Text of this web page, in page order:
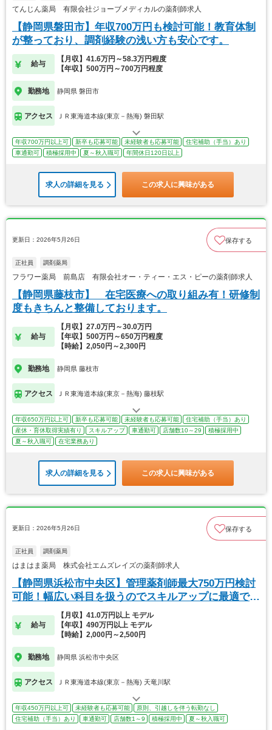
てんじん薬局 有限会社ジョーブメディカルの薬剤師求人
【静岡県磐田市】年収700万円も検討可能！教育体制
が整っており、調剤経験の浅い方も安心です。
給与
【月収】41.6万円～58.3万円程度
【年収】500万円～700万円程度
勤務地 静岡県 磐田市
アクセス ＪＲ東海道本線(東京－熱海) 磐田駅
年収700万円以上可 新卒も応募可能 未経験者も応募可能
住宅補助（手当）あり
車通勤可
積極採用中 夏～秋入職可 年間休日120日以上
求人の詳細を見る この求人に興味がある
更新日：2026年5月26日 保存する
正社員 調剤薬局
フラワー薬局 前島店 有限会社オー・ティー・エス・ピーの薬剤師求人
【静岡県藤枝市】 在宅医療への取り組み有！研修制
度もきちんと整備しております。
給与
【月収】27.0万円～30.0万円
【年収】500万円～650万円程度
【時給】2,050円～2,300円
勤務地 静岡県 藤枝市
アクセス ＪＲ東海道本線(東京－熱海) 藤枝駅
年収650万円以上可 新卒も応募可能 未経験者も応募可能
住宅補助（手当）あり
産休・育休取得実績有り
スキルアップ 車通勤可 店舗数10～29
積極採用中
夏～秋入職可
在宅業務あり
求人の詳細を見る この求人に興味がある
更新日：2026年5月26日 保存する
正社員 調剤薬局
はまはま薬局 株式会社エムズレイズの薬剤師求人
【静岡県浜松市中央区】管理薬剤師最大750万円検討
可能！幅広い科目を扱うのでスキルアップに最適で
給与
【月収】41.0万円以上 モデル
【年収】490万円以上 モデル
【時給】2,000円～2,500円
勤務地 静岡県 浜松市中央区
アクセス ＪＲ東海道本線(東京－熱海) 天竜川駅
年収450万円以上可 未経験者も応募可能
原則、引越しを伴う転勤なし
住宅補助（手当）あり
車通勤可 店舗数1～9 積極採用中 夏～秋入職可